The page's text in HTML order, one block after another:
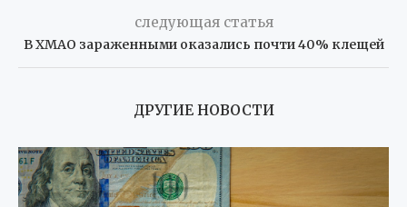
следующая статья
В ХМАО зараженными оказались почти 40% клещей
ДРУГИЕ НОВОСТИ